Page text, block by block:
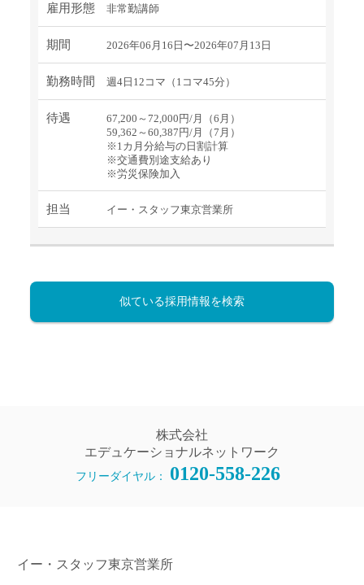
雇用形態 非常勤講師
期間 2026年06月16日〜2026年07月13日
勤務時間 週4日12コマ（1コマ45分）
待遇
67,200～72,000円/月（6月）
59,362～60,387円/月（7月）
※1カ月分給与の日割計算
※交通費別途支給あり
※労災保険加入
担当 イー・スタッフ東京営業所
似ている採用情報を検索
株式会社
エデュケーショナルネットワーク
フリーダイヤル： 0120-558-226
イー・スタッフ東京営業所